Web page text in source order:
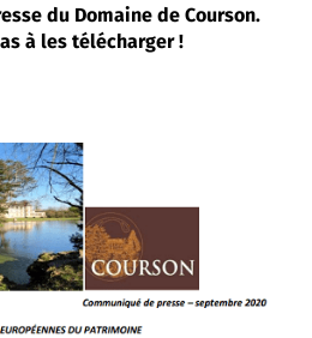
du Domaine de Courson.
à les télécharger !